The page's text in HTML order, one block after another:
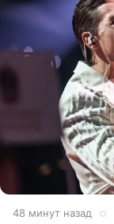
48 минут назад